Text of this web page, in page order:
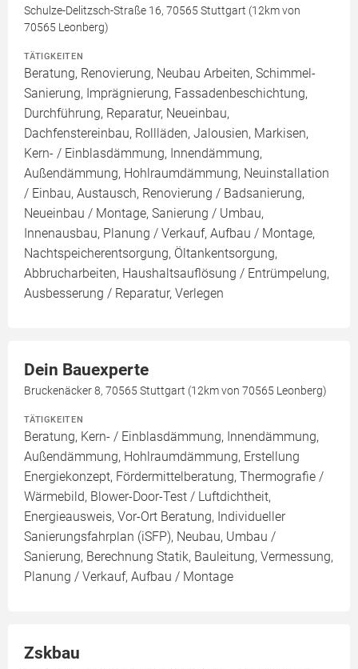
Schulze-Delitzsch-Straße 16, 70565 Stuttgart (12km von
70565 Leonberg)
TÄTIGKEITEN
Beratung, Renovierung, Neubau Arbeiten, Schimmel-
Sanierung, Imprägnierung, Fassadenbeschichtung,
Durchführung, Reparatur, Neueinbau,
Dachfenstereinbau, Rollläden, Jalousien, Markisen,
Kern- / Einblasdämmung, Innendämmung,
Außendämmung, Hohlraumdämmung, Neuinstallation
/ Einbau, Austausch, Renovierung / Badsanierung,
Neueinbau / Montage, Sanierung / Umbau,
Innenausbau, Planung / Verkauf, Aufbau / Montage,
Nachtspeicherentsorgung, Öltankentsorgung,
Abbrucharbeiten, Haushaltsauflösung / Entrümpelung,
Ausbesserung / Reparatur, Verlegen
Dein Bauexperte
Bruckenäcker 8, 70565 Stuttgart (12km von 70565 Leonberg)
TÄTIGKEITEN
Beratung, Kern- / Einblasdämmung, Innendämmung,
Außendämmung, Hohlraumdämmung, Erstellung
Energiekonzept, Fördermittelberatung, Thermografie /
Wärmebild, Blower-Door-Test / Luftdichtheit,
Energieausweis, Vor-Ort Beratung, Individueller
Sanierungsfahrplan (iSFP), Neubau, Umbau /
Sanierung, Berechnung Statik, Bauleitung, Vermessung,
Planung / Verkauf, Aufbau / Montage
Zskbau